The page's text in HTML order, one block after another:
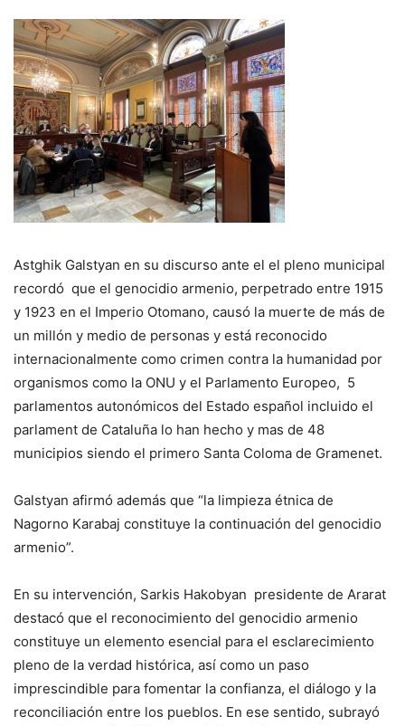
Astghik Galstyan en su discurso ante el el pleno municipal
recordó que el genocidio armenio, perpetrado entre 1915
y 1923 en el Imperio Otomano, causó la muerte de más de
un millón y medio de personas y está reconocido
internacionalmente como crimen contra la humanidad por
organismos como la ONU y el Parlamento Europeo, 5
parlamentos autonómicos del Estado español incluido el
parlament de Cataluña lo han hecho y mas de 48
municipios siendo el primero Santa Coloma de Gramenet.
Galstyan afirmó además que “la limpieza étnica de
Nagorno Karabaj constituye la continuación del genocidio
armenio”.
En su intervención, Sarkis Hakobyan presidente de Ararat
destacó que el reconocimiento del genocidio armenio
constituye un elemento esencial para el esclarecimiento
pleno de la verdad histórica, así como un paso
imprescindible para fomentar la confianza, el diálogo y la
reconciliación entre los pueblos. En ese sentido, subrayó